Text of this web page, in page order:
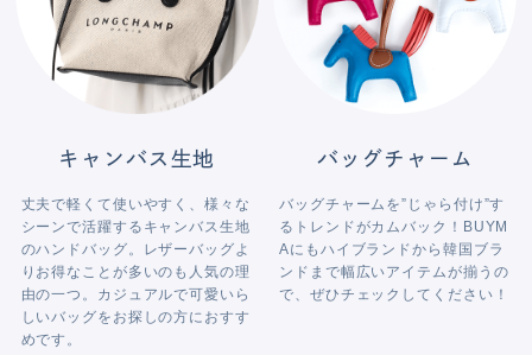
キャンバス生地
丈夫で軽くて使いやすく、様々な
シーンで活躍するキャンバス生地
のハンドバッグ。レザーバッグよ
りお得なことが多いのも人気の理
由の一つ。カジュアルで可愛いら
しいバッグをお探しの方におすす
めです。
バッグチャーム
バッグチャームを”じゃら付け”す
るトレンドがカムバック！BUYM
Aにもハイブランドから韓国ブラ
ンドまで幅広いアイテムが揃うの
で、ぜひチェックしてください！